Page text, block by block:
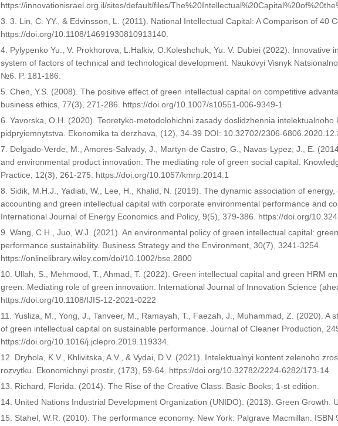
https://innovationisrael.org.il/sites/default/files/
3. 3. Lin, C. YY., & Edvinsson, L. (2011). National Intellectual Capital: A Comparison of 40
https://doi.org/10.1108/14691930810913140.
4. Pylypenko Yu., V. Prokhorova, L.Halkiv, O.Koleshchuk, Yu. V. Dubiei (2022). Innovative
system of factors of technical and technological development. Naukovyi Visnyk
№6. P. 181-186.
5. Chen, Y.S. (2008). The positive effect of green intellectual capital on competitive
business ethics, 77(3), 271-286. https://doi.org/10.1007/s10551-006-9349-1
6. Yavorska, O.H. (2020). Teoretyko-metodolohichni zasady doslidzhennia intelektualnoho
pidpryiemnytstva. Ekonomika ta derzhava, (12), 34-39 DOI: 10.32702/2306-
7. Delgado-Verde, M., Amores-Salvady, J., Martyn-de Castro, G., Navas-Lypez, J., E.
and environmental product innovation: The mediating role of green social capital.
Practice, 12(3), 261-275. https://doi.org/10.1057/kmrp.2014.1
8. Sidik, M.H.J., Yadiati, W., Lee, H., Khalid, N. (2019). The dynamic association of
accounting and green intellectual capital with corporate environmental performance and
International Journal of Energy Economics and Policy, 9(5), 379-386. https://doi.org/
9. Wang, C.H., Juo, W.J. (2021). An environmental policy of green intellectual capital:
performance sustainability. Business Strategy and the Environment, 30(7), 3241-3254.
https://onlinelibrary.wiley.com/doi/10.1002/bse.2800
10. Ullah, S., Mehmood, T., Ahmad, T. (2022). Green intellectual capital and green HRM
green: Mediating role of green innovation. International Journal of Innovation Science
https://doi.org/10.1108/IJIS-12-2021-0222
11. Yusliza, M., Yong, J., Tanveer, M., Ramayah, T., Faezah, J., Muhammad, Z. (2020). A
of green intellectual capital on sustainable performance. Journal of Cleaner Production,
https://doi.org/10.1016/j.jclepro.2019.119334.
12. Dryhola, K.V., Khlivitska, A.V., & Vydai, D.V. (2021). Intelektualnyi kontent zelenoho
rozvytku. Ekonomichnyi prostir, (173), 59-64. https://doi.org/10.32782/2224-6282/173-14
13. Richard, Florida. (2014). The Rise of the Creative Class. Basic Books; 1-st edition.
14. United Nations Industrial Development Organization (UNIDO). (2013). Green Growth.
15. Stahel, W.R. (2010). The performance economy. New York: Palgrave Macmillan. ISBN